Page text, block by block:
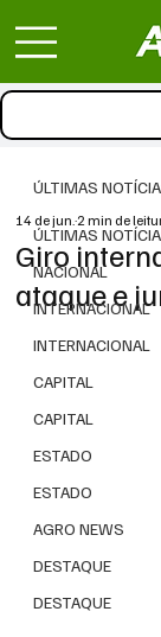
ÚLTIMAS
NACIONAL
INTERNACIONAL
INTERNACIONAL
CAPITAL
CAPITAL
ESTADO
ESTADO
AGRO NEWS
DESTAQUE
DESTAQUE
ÚLTIMAS
Giro
ataque e
14 de jun.2 min de